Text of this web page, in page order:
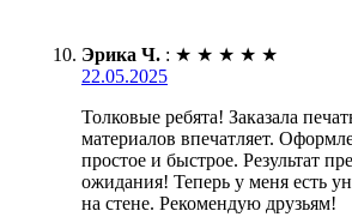
Эрика Ч. : ★ ★ ★ ★ ★
22.05.2025
Толковые ребята! Заказала
материалов впечатляет.
простое и быстрое. Результат
ожидания! Теперь у меня есть
на стене. Рекомендую друзьям!